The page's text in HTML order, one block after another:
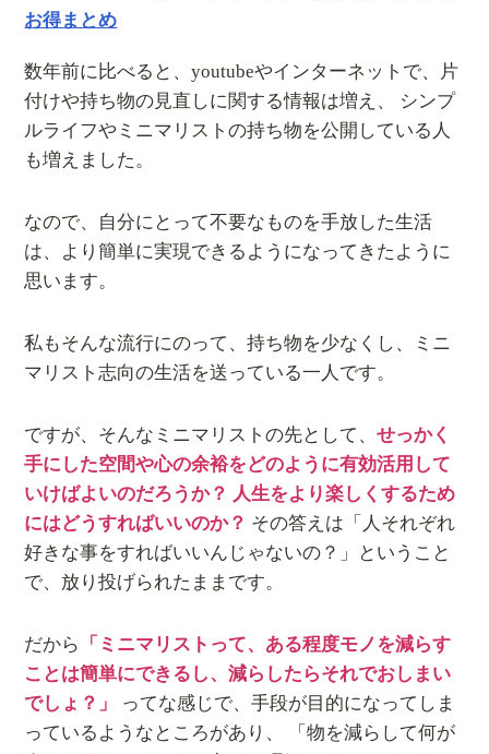
お得まとめ
数年前に比べると、youtubeやインターネットで、片
付けや持ち物の見直しに関する情報は増え、 シンプ
ルライフやミニマリストの持ち物を公開している人
も増えました。
なので、自分にとって不要なものを手放した生活
は、より簡単に実現できるようになってきたように
思います。
私もそんな流行にのって、持ち物を少なくし、ミニ
マリスト志向の生活を送っている一人です。
ですが、そんなミニマリストの先として、せっかく
手にした空間や心の余裕をどのように有効活用して
いけばよいのだろうか？ 人生をより楽しくするため
にはどうすればいいのか？ その答えは「人それぞれ
好きな事をすればいいんじゃないの？」ということ
で、放り投げられたままです。
だから
「ミニマリストって、ある程度モノを減らす
ことは簡単にできるし、減らしたらそれでおしまい
でしょ？」
ってな感じで、手段が目的になってしま
っているようなところがあり、 「物を減らして何が